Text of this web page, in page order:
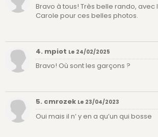
Bravo à tous! Très belle rando, avec
Carole pour ces belles photos.
4. mpiot Le 24/02/2025
Bravo! Où sont les garçons ?
5. cmrozek Le 23/04/2023
Oui mais il n’ y en a qu’un qui bosse